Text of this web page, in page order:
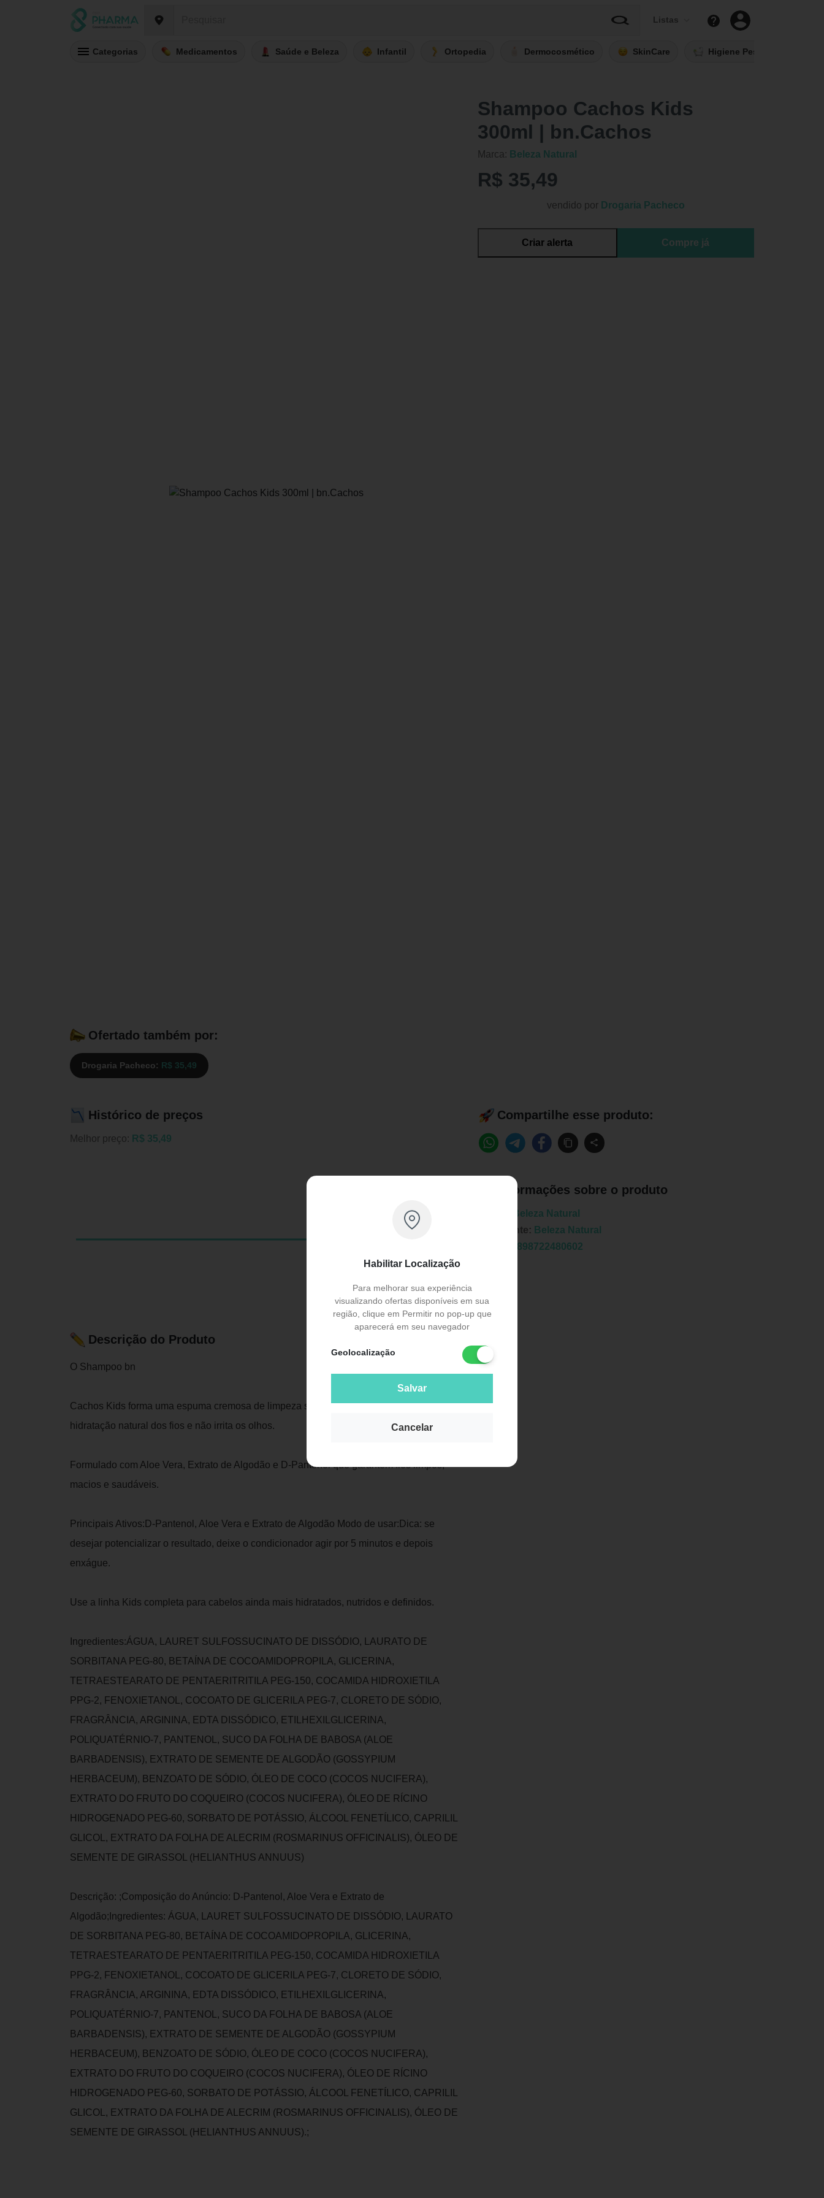
Listas
Categorias Medicamentos Saúde e Beleza Infantil Ortopedia Dermocosmético SkinCare Higiene Pessoal
Habilitar Localização
Para melhorar sua experiência
visualizando ofertas disponíveis em sua
região, clique em Permitir no pop-up que
aparecerá em seu navegador
Geolocalização
Salvar
Cancelar
Shampoo Cachos Kids
300ml | bn.Cachos
Marca: Beleza Natural
R$ 35,49
vendido por Drogaria Pacheco
Criar alerta Compre já
Ofertado também por:
Drogaria Pacheco: R$ 35,49
Histórico de preços
Melhor preço: R$ 35,49
Descrição do Produto
O Shampoo bn
Cachos Kids forma uma espuma cremosa de limpeza suave e eficaz, que mantém a
hidratação natural dos fios e não irrita os olhos.
Formulado com Aloe Vera, Extrato de Algodão e D-Pantenol que garantem fios limpos,
macios e saudáveis.
Principais Ativos:D-Pantenol, Aloe Vera e Extrato de Algodão Modo de usar:Dica: se
desejar potencializar o resultado, deixe o condicionador agir por 5 minutos e depois
enxágue.
Use a linha Kids completa para cabelos ainda mais hidratados, nutridos e definidos.
Ingredientes:ÁGUA, LAURET SULFOSSUCINATO DE DISSÓDIO, LAURATO DE
SORBITANA PEG-80, BETAÍNA DE COCOAMIDOPROPILA, GLICERINA,
TETRAESTEARATO DE PENTAERITRITILA PEG-150, COCAMIDA HIDROXIETILA
PPG-2, FENOXIETANOL, COCOATO DE GLICERILA PEG-7, CLORETO DE SÓDIO,
FRAGRÂNCIA, ARGININA, EDTA DISSÓDICO, ETILHEXILGLICERINA,
POLIQUATÉRNIO-7, PANTENOL, SUCO DA FOLHA DE BABOSA (ALOE
BARBADENSIS), EXTRATO DE SEMENTE DE ALGODÃO (GOSSYPIUM
HERBACEUM), BENZOATO DE SÓDIO, ÓLEO DE COCO (COCOS NUCIFERA),
EXTRATO DO FRUTO DO COQUEIRO (COCOS NUCIFERA), ÓLEO DE RÍCINO
HIDROGENADO PEG-60, SORBATO DE POTÁSSIO, ÁLCOOL FENETÍLICO, CAPRILIL
GLICOL, EXTRATO DA FOLHA DE ALECRIM (ROSMARINUS OFFICINALIS), ÓLEO DE
SEMENTE DE GIRASSOL (HELIANTHUS ANNUUS)
Descrição: ;Composição do Anúncio: D-Pantenol, Aloe Vera e Extrato de
Algodão;Ingredientes: ÁGUA, LAURET SULFOSSUCINATO DE DISSÓDIO, LAURATO
DE SORBITANA PEG-80, BETAÍNA DE COCOAMIDOPROPILA, GLICERINA,
TETRAESTEARATO DE PENTAERITRITILA PEG-150, COCAMIDA HIDROXIETILA
PPG-2, FENOXIETANOL, COCOATO DE GLICERILA PEG-7, CLORETO DE SÓDIO,
FRAGRÂNCIA, ARGININA, EDTA DISSÓDICO, ETILHEXILGLICERINA,
POLIQUATÉRNIO-7, PANTENOL, SUCO DA FOLHA DE BABOSA (ALOE
BARBADENSIS), EXTRATO DE SEMENTE DE ALGODÃO (GOSSYPIUM
HERBACEUM), BENZOATO DE SÓDIO, ÓLEO DE COCO (COCOS NUCIFERA),
EXTRATO DO FRUTO DO COQUEIRO (COCOS NUCIFERA), ÓLEO DE RÍCINO
HIDROGENADO PEG-60, SORBATO DE POTÁSSIO, ÁLCOOL FENETÍLICO, CAPRILIL
GLICOL, EXTRATO DA FOLHA DE ALECRIM (ROSMARINUS OFFICINALIS), ÓLEO DE
SEMENTE DE GIRASSOL (HELIANTHUS ANNUUS).;
Compartilhe esse produto:
Informações sobre o produto
Beleza Natural
Fabricante: Beleza Natural
17898722480602